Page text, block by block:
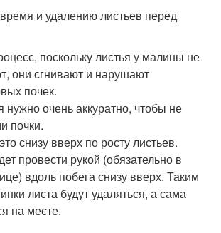
и удалению листьев перед
поскольку листья у малины не
они сгнивают и нарушают
почек.
нужно очень аккуратно, чтобы не
почки.
снизу вверх по росту листьев.
провести рукой (обязательно в
вдоль побега снизу вверх. Таким
листа будут удаляться, а сама
на месте.